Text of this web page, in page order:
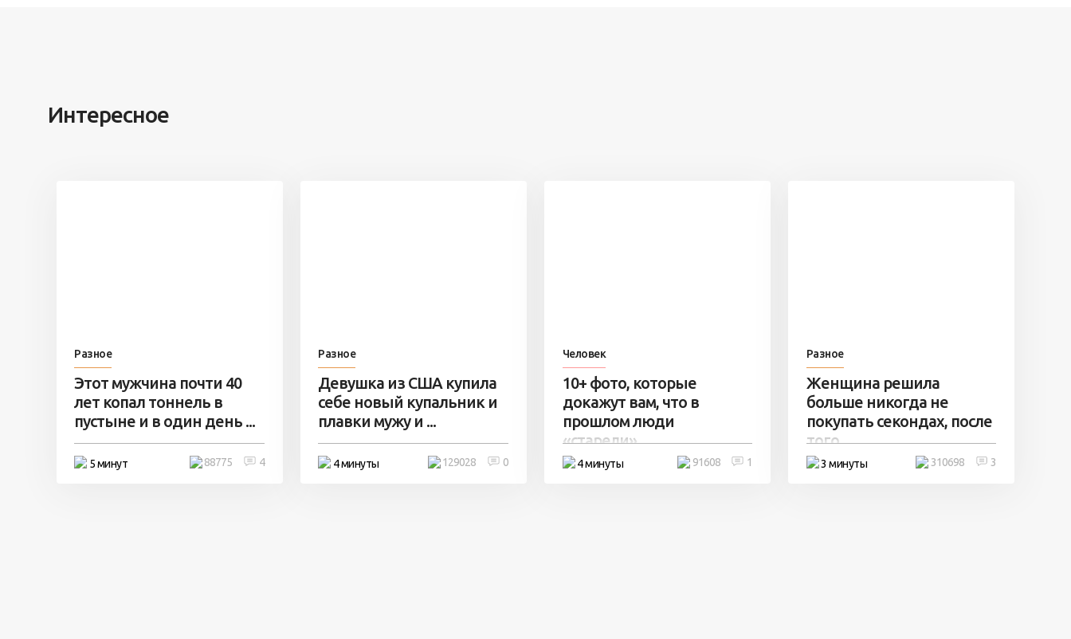
Интересное
Разное
Этот мужчина почти 40
лет копал тоннель в
пустыне и в один день ...
5 минут 4
88775
Разное
Девушка из США купила
себе новый купальник и
плавки мужу и ...
4 минуты 0
129028
Человек
10+ фото, которые
докажут вам, что в
прошлом люди
«старели» ...
4 минуты 1
91608
Разное
Женщина решила
больше никогда не
покупать секондах, после
того ...
3 минуты 3
310698